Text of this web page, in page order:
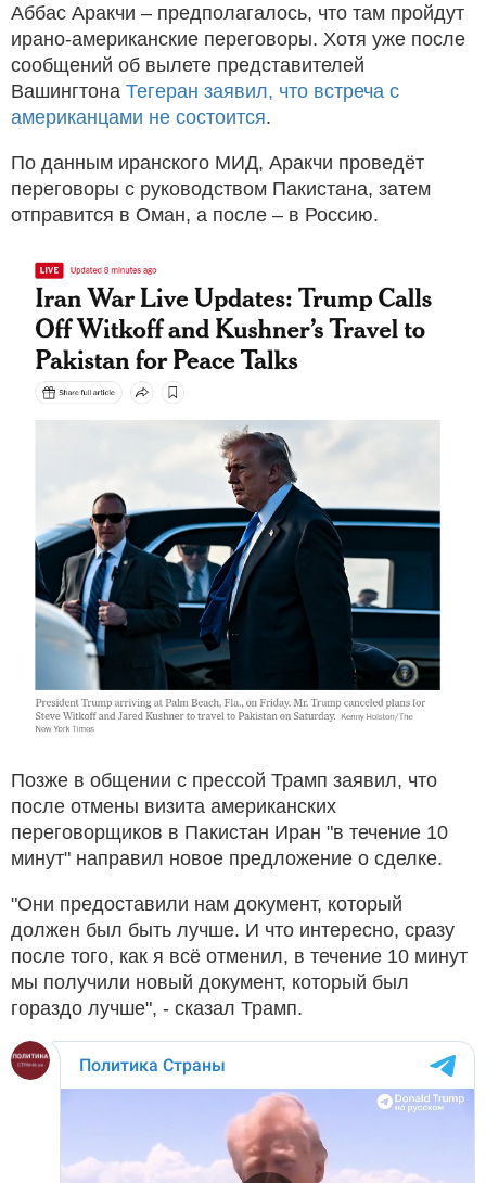
Аббас Аракчи – предполагалось, что там пройдут
ирано-американские переговоры. Хотя уже после
сообщений об вылете представителей
Вашингтона Тегеран заявил, что встреча с
американцами не состоится.
По данным иранского МИД, Аракчи проведёт
переговоры с руководством Пакистана, затем
отправится в Оман, а после – в Россию.
Позже в общении с прессой Трамп заявил, что
после отмены визита американских
переговорщиков в Пакистан Иран "в течение 10
минут" направил новое предложение о сделке.
"Они предоставили нам документ, который
должен был быть лучше. И что интересно, сразу
после того, как я всё отменил, в течение 10 минут
мы получили новый документ, который был
гораздо лучше", - сказал Трамп.